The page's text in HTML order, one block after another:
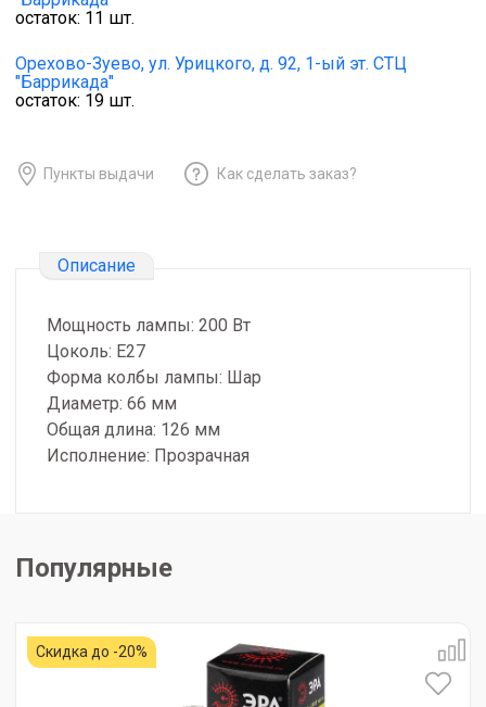
остаток: 11 шт.
Орехово-Зуево, ул. Урицкого, д. 92, 1-ый эт. СТЦ
"Баррикада"
остаток: 19 шт.
Пункты выдачи Как сделать заказ?
Описание
Мощность лампы: 200 Вт
Цоколь: E27
Форма колбы лампы: Шар
Диаметр: 66 мм
Общая длина: 126 мм
Исполнение: Прозрачная
Популярные
Скидка до -20%